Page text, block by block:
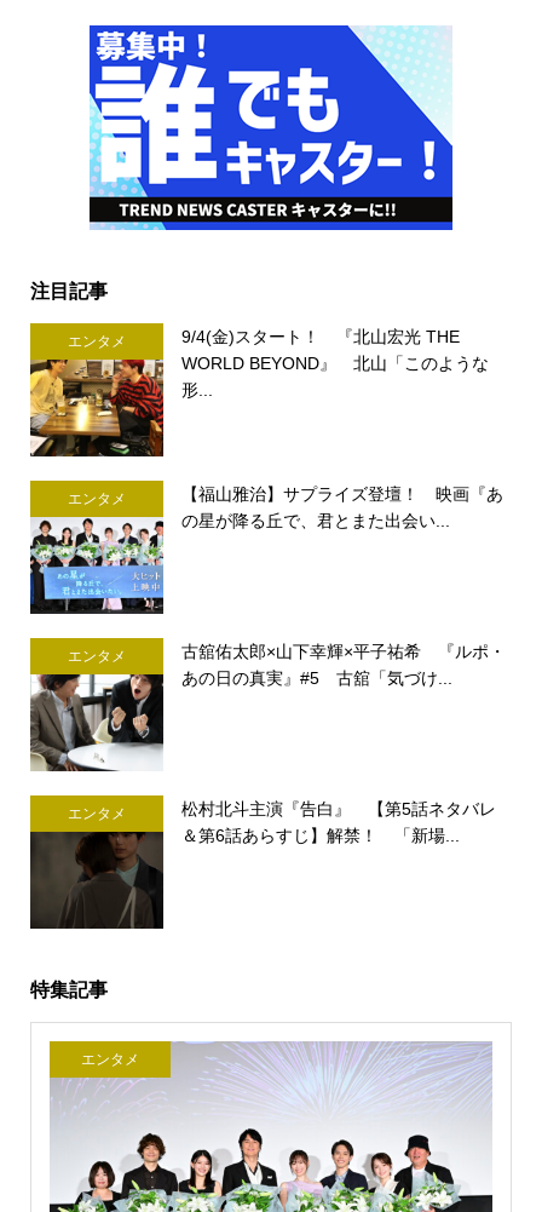
注目記事
エンタメ
9/4(金)スタート！ 『北山宏光 THE
WORLD BEYOND』 北山「このような
形...
エンタメ
【福山雅治】サプライズ登壇！ 映画『あ
の星が降る丘で、君とまた出会い...
エンタメ
古舘佑太郎×山下幸輝×平子祐希 『ルポ・
あの日の真実』#5 古舘「気づけ...
エンタメ
松村北斗主演『告白』 【第5話ネタバレ
＆第6話あらすじ】解禁！ 「新場...
特集記事
エンタメ